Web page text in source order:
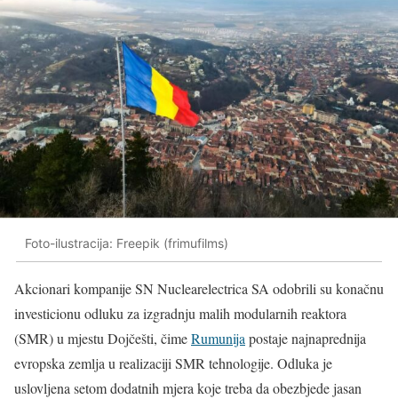
Foto-ilustracija: Freepik (frimufilms)
Akcionari kompanijeSN Nuclearelectrica SA odobrili su konačnu
investicionu odluku za izgradnju malih modularnih reaktora
(SMR) u mjestu Dojčešti, čimeRumunijapostaje najnaprednija
evropska zemlja u realizaciji SMR tehnologije. Odluka je
uslovljena setom dodatnih mjera koje treba da obezbjede jasan